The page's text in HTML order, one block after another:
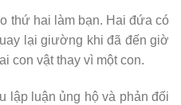
thứ hai làm bạn. Hai đứa có
lại giường khi đã đến giờ
con vật thay vì một con.
lập luận ủng hộ và phản đối